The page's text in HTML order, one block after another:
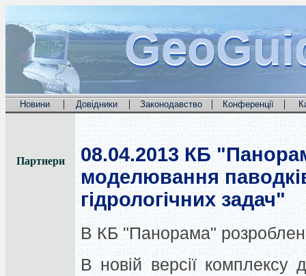
Новини | Довідники | Законодавство | Конференції |
Партнери 08.04.2013 КБ
моделювання
гідрологічних задач"
В КБ "Панорама"
В новій версії комплексу